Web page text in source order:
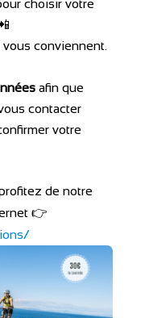
choisir votre
conviennent.
afin que
contacter
votre
de notre
👉